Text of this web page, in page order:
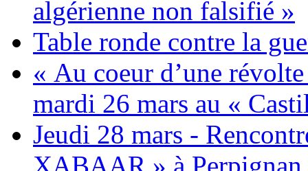
algérienne non falsifié »
Table ronde contre la
« Au coeur d’une
mardi 26 mars au «
Jeudi 28 mars -
XABAAR » à Perpignan